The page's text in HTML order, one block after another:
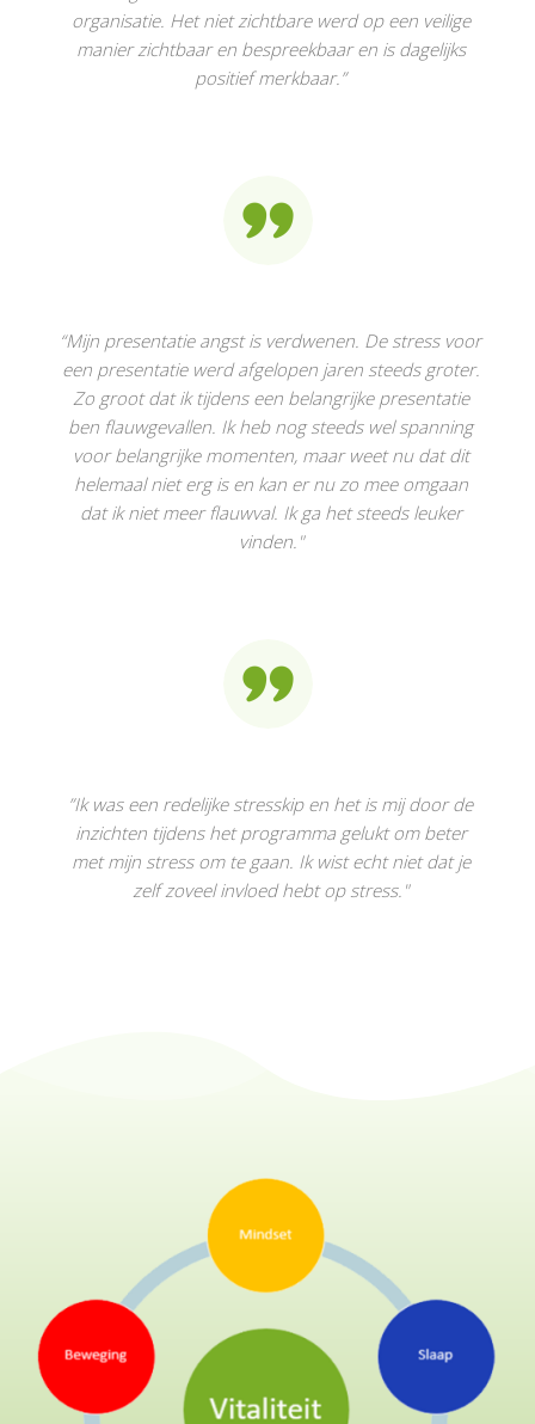
organisatie. Het niet zichtbare werd op een veilige
manier zichtbaar en bespreekbaar en is dagelijks
positief merkbaar.”
“Mijn presentatie angst is verdwenen. De stress voor
een presentatie werd afgelopen jaren steeds groter.
Zo groot dat ik tijdens een belangrijke presentatie
ben flauwgevallen. Ik heb nog steeds wel spanning
voor belangrijke momenten, maar weet nu dat dit
helemaal niet erg is en kan er nu zo mee omgaan
dat ik niet meer flauwval. Ik ga het steeds leuker
vinden."
”Ik was een redelijke stresskip en het is mij door de
inzichten tijdens het programma gelukt om beter
met mijn stress om te gaan. Ik wist echt niet dat je
zelf zoveel invloed hebt op stress."